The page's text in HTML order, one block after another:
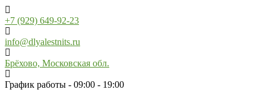
Skip
to
content
+7 (929) 649-92-23
info@dlyalestnits.ru
Брёхово, Московская обл.
График работы - 09:00 - 19:00